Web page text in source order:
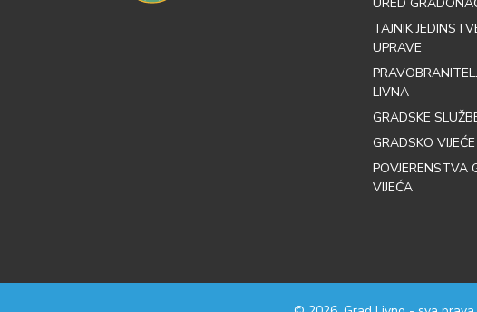
TAJNIK
UPRAVE
LIVNA
GRADSKE
GRADSKO VIJEĆE
POVJERENSTVA
VIJEĆA